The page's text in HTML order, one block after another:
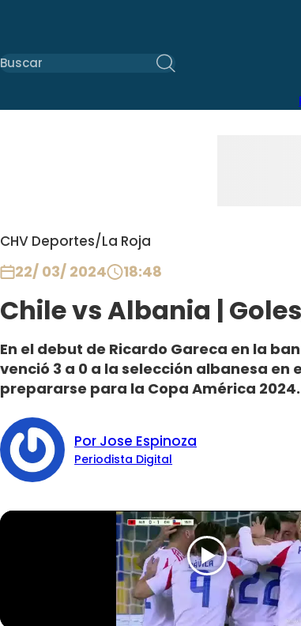
CHV Deportes/La Roja
22/ 03/ 2024 18:48
Chile vs Albania |
En el debut de Ricardo Gareca en la
venció 3 a 0 a la selección albanesa
prepararse para la Copa América 2024.
Por Jose Espinoza
Periodista Digital